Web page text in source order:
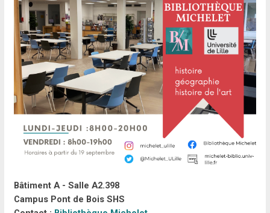
Bâtiment A - Salle A2.398
Campus Pont de Bois SHS